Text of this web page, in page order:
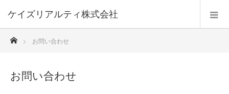
ケイズリアルティ株式会社
ホーム
お問い合わせ
お問い合わせ